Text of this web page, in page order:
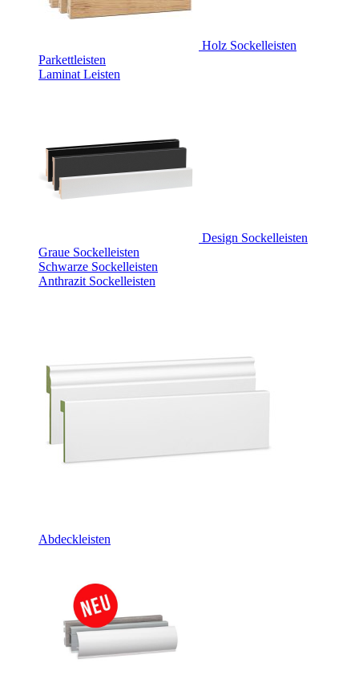
Holz Sockelleisten
Parkettleisten
Laminat Leisten
Design Sockelleisten
Graue Sockelleisten
Schwarze Sockelleisten
Anthrazit Sockelleisten
Abdeckleisten